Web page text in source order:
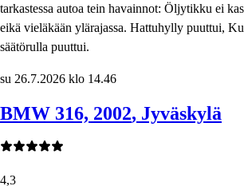
tarkastessa autoa tein havainnot: Öljytikku ei
eikä vieläkään ylärajassa. Hattuhylly puuttui,
säätörulla puuttui.
su 26.7.2026 klo 14.46
BMW 316, 2002, Jyväskylä
4,3